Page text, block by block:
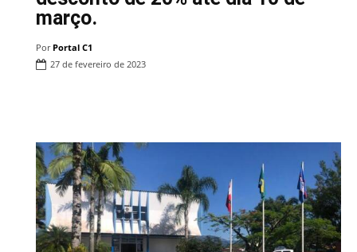
março.
Por Portal C1
27 de fevereiro de 2023